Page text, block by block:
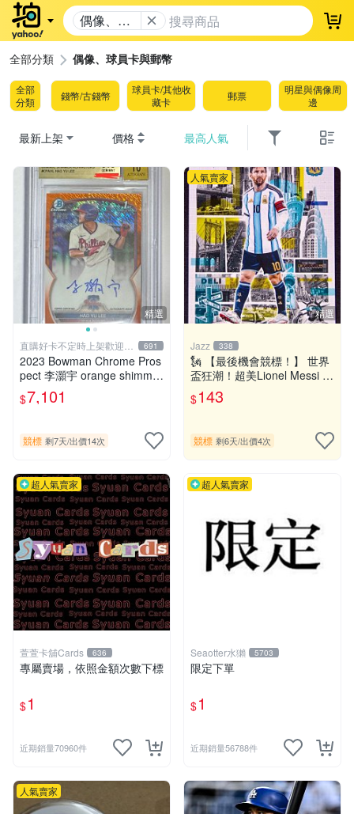
偶像、球
員卡與郵
幣
登
全部分類 偶像、球員卡與郵幣
全部
分類
錢幣/古錢幣
球員卡/其他收
藏卡
郵票
明星與偶像周
邊
最新上架 價格 最高人氣
精選
直購好卡不定時上架歡迎關
注
691
2023 Bowman Chrome Pros
pect 李灝宇 orange shimmer
$7,101
競標 剩7天/出價14次
精選
人氣賣家
Jazz 338
🗽 【最後機會競標！】 世界
盃狂潮！超美Lionel Messi 球
王 梅西 Topps 紐約城市藝術
特卡 (阿根廷國家隊) 🗽 no 1
$143
競標 剩6天/出價4次
超人氣賣家
萱萱卡舖Cards 636
專屬賣場，依照金額次數下標
$1
近期銷量70960件
超人氣賣家
Seaotter水獺 5703
限定下單
$1
近期銷量56788件
人氣賣家